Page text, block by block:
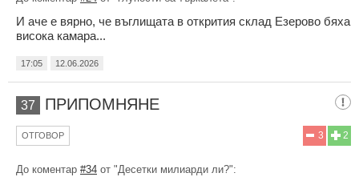
И аче е вярно, че въглищата в открития склад Езерово бяха
висока камара...
17:05 12.06.2026
37 ПРИПОМНЯНЕ
2
3
ОТГОВОР
До коментар #34 от "Десетки милиарди ли?":